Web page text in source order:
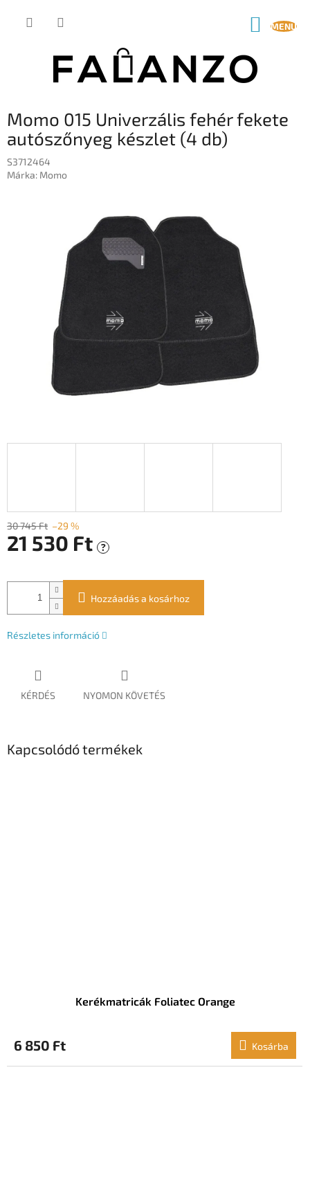
KOSÁR
Momo 015 Univerzális fehér fekete
autószőnyeg készlet (4 db)
S3712464
Márka: Momo
30 745 Ft –29 %
21 530 Ft ?
Hozzáadás a kosárhoz
Részletes információ
KÉRDÉS NYOMON KÖVETÉS
Kapcsolódó termékek
Kerékmatricák Foliatec Orange
6 850 Ft Kosárba